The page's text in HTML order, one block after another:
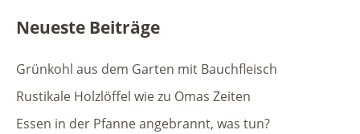
Neueste Beiträge
Grünkohl aus dem Garten mit Bauchfleisch
Rustikale Holzlöffel wie zu Omas Zeiten
Essen in der Pfanne angebrannt, was tun?